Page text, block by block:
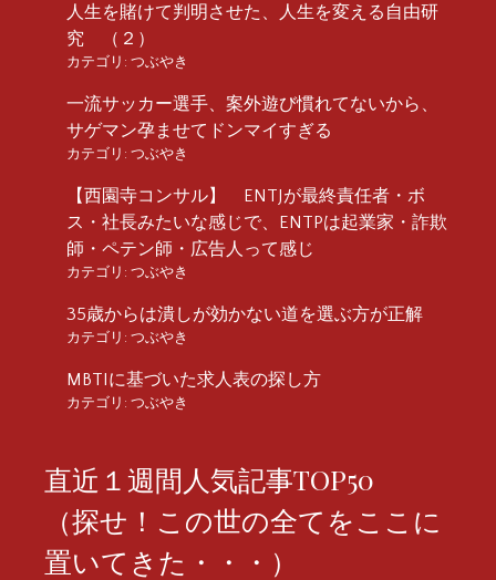
人生を賭けて判明させた、人生を変える自由研
究 （２）
カテゴリ: つぶやき
一流サッカー選手、案外遊び慣れてないから、
サゲマン孕ませてドンマイすぎる
カテゴリ: つぶやき
【西園寺コンサル】 ENTJが最終責任者・ボ
ス・社長みたいな感じで、ENTPは起業家・詐欺
師・ペテン師・広告人って感じ
カテゴリ: つぶやき
35歳からは潰しが効かない道を選ぶ方が正解
カテゴリ: つぶやき
MBTIに基づいた求人表の探し方
カテゴリ: つぶやき
直近１週間人気記事TOP50
（探せ！この世の全てをここに
置いてきた・・・）